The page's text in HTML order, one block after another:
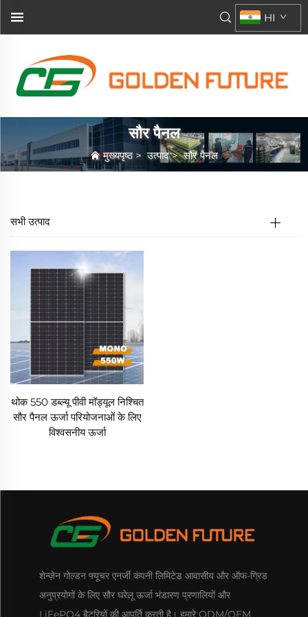
HI
सौर पैनल
मुख्यपृष्ठ>उत्पाद>सौर पैनल
सभी उत्पाद
थोक 550 डब्ल्यू पीवी मॉड्यूल निश्चित
सौर पैनल ऊर्जा परियोजनाओं के लिए
विश्वसनीय ऊर्जा
शेन्ज़ेन गोल्डन फ्यूचर एनर्जी कंपनी लिमिटेड आवासीय और ऑफ-ग्रिड
अनुप्रयोगों के लिए सौर घरेलू ऊर्जा भंडारण प्रणालियों और
LiFePO4 बैटरियों की आपूर्ति करती है। हमारे ODM/OEM